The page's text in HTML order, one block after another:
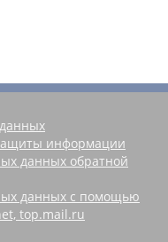
информации
данных обратной
данных с помощью
top.mail.ru